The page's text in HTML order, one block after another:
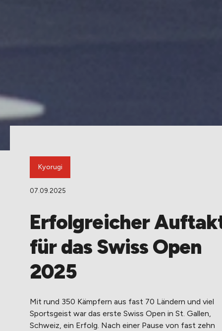
Kyorugi
07.09.2025
Erfolgreicher
für das Swiss Open
2025
Mit rund 350 Kämpfern aus fast 70 Ländern und viel
Sportsgeist war das erste Swiss Open in St. Gallen,
Schweiz, ein Erfolg. Nach einer Pause von fast zehn